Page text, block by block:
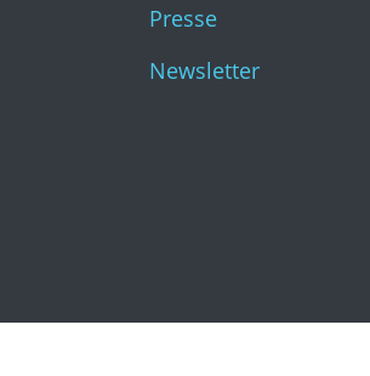
KatharinenruinePresse
Newsletter